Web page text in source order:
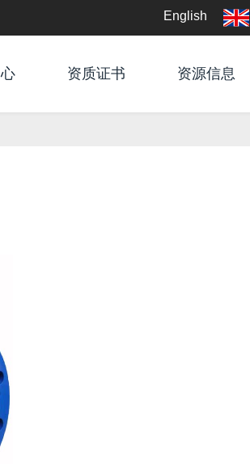
English
资质证书 资源信息